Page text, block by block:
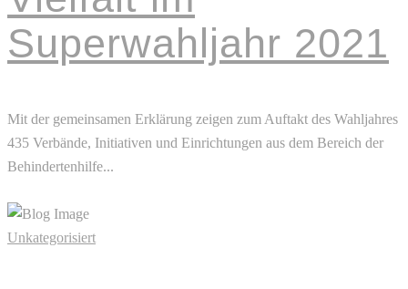
Superwahljahr 2021
Mit der gemeinsamen Erklärung zeigen zum Auftakt des Wahljahres
435 Verbände, Initiativen und Einrichtungen aus dem Bereich der
Behindertenhilfe...
Unkategorisiert